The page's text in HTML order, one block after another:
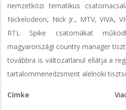
nemzetközi tematikus
Nickelodeon, Nick Jr., MTV, VIVA,
RTL Spike csatornákat
magyarországi country manager
továbbra is változatlanul ellátja a
tartalommenedzsment alelnöki
Címke